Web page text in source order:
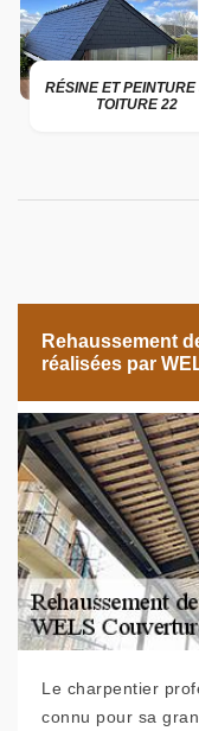
RÉSINE ET PEINTURE
TOITURE 22
Rehaussement
réalisées par
Le charpentier
connu pour sa